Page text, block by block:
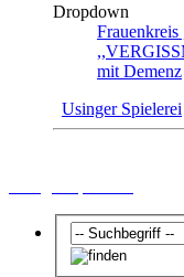
Dropdown
mit Demenz
Usinger Spielerei